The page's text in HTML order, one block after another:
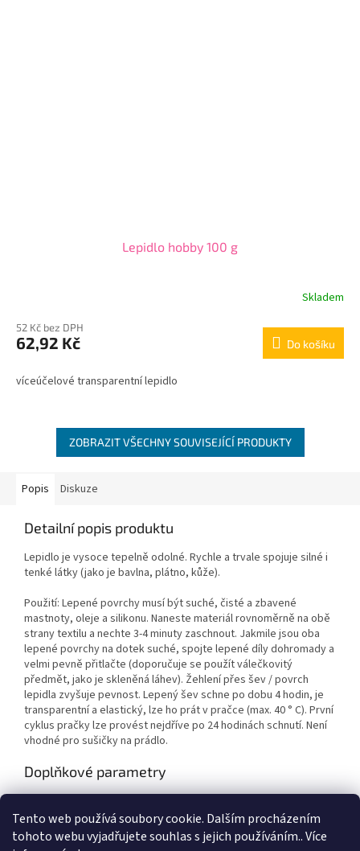
Tento web používá soubory cookie. Dalším procházením
tohoto webu vyjadřujete souhlas s jejich používáním.. Více
Lepidlo hobby 100 g
Skladem
52 Kč bez DPH
62,92 Kč Do košíku
víceúčelové transparentní lepidlo
ZOBRAZIT VŠECHNY SOUVISEJÍCÍ PRODUKTY
Popis Diskuze
Detailní popis produktu
Lepidlo je vysoce tepelně odolné. Rychle a trvale spojuje silné i
tenké látky (jako je bavlna, plátno, kůže).
Použití: Lepené povrchy musí být suché, čisté a zbavené
mastnoty, oleje a silikonu. Naneste materiál rovnoměrně na obě
strany textilu a nechte 3-4 minuty zaschnout. Jakmile jsou oba
lepené povrchy na dotek suché, spojte lepené díly dohromady a
velmi pevně přitlačte (doporučuje se použít válečkovitý
předmět, jako je skleněná láhev). Žehlení přes šev / povrch
lepidla zvyšuje pevnost. Lepený šev schne po dobu 4 hodin, je
transparentní a elastický, lze ho prát v pračce (max. 40 ° C). První
cyklus pračky lze provést nejdříve po 24 hodinách schnutí. Není
vhodné pro sušičky na prádlo.
Doplňkové parametry
EAN: 4011886005351